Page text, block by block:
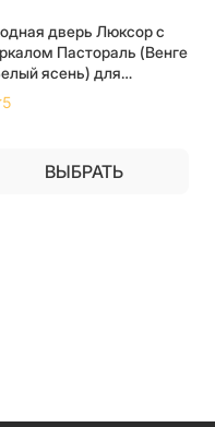
дверь Люксор с
Пастораль (Венге
ясень) для
в квартиру
5
ВЫБРАТЬ